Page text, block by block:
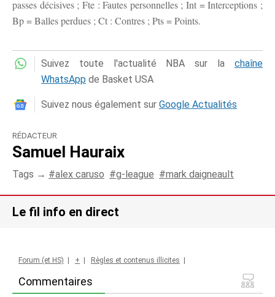
passes décisives ; Fte : Fautes personnelles ; Int = Interceptions ;
Bp = Balles perdues ; Ct : Contres ; Pts = Points.
Suivez toute l'actualité NBA sur la chaîne
WhatsApp de Basket USA
Suivez nous également sur Google Actualités
RÉDACTEUR
Samuel Hauraix
Tags → alex caruso g-league mark daigneault
Le fil info en direct
Commentaires
Forum (et HS) + Règles et contenus illicites